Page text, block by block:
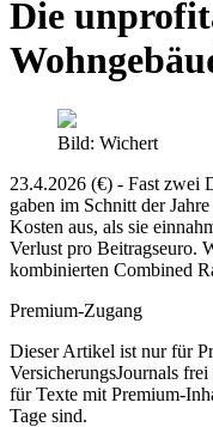
Die
Bild: Wichert
23.4.2026 (€) - Fast zwei
gaben im Schnitt der
Kosten aus, als sie
Verlust pro Beitragseuro.
kombinierten Combined
Premium-Zugang
Dieser Artikel ist nur für
VersicherungsJournals
für Texte mit Premium-
Tage sind.